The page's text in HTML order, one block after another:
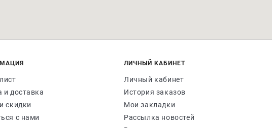
и доставка
скидки
с нами
ЛИЧНЫЙ КАБИНЕТ
Личный кабинет
История заказов
Мои закладки
Рассылка новостей